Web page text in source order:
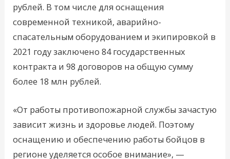
рублей. В том числе для оснащения
современной техникой, аварийно-
спасательным оборудованием и экипировкой в
2021 году заключено 84 государственных
контракта и 98 договоров на общую сумму
более 18 млн рублей.
«От работы противопожарной службы зачастую
зависит жизнь и здоровье людей. Поэтому
оснащению и обеспечению работы бойцов в
регионе уделяется особое внимание», —